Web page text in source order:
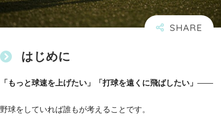
はじめに
「もっと球速を上げたい」「打球を遠くに飛ばしたい」 ――
野球をしていれば誰もが考えることです。